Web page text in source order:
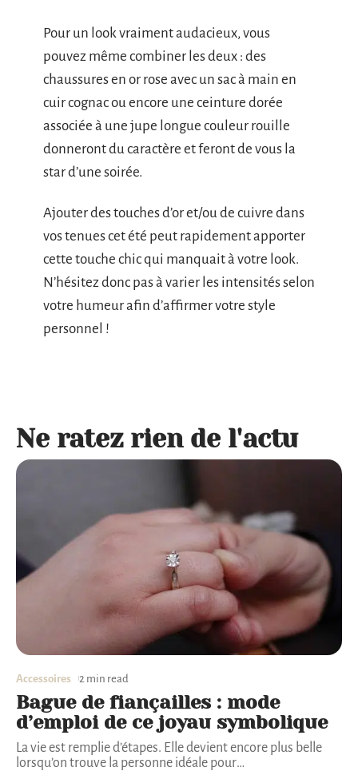
Pour un look vraiment audacieux, vous
pouvez même combiner les deux : des
chaussures en or rose avec un sac à main en
cuir cognac ou encore une ceinture dorée
associée à une jupe longue couleur rouille
donneront du caractère et feront de vous la
star d’une soirée.
Ajouter des touches d’or et/ou de cuivre dans
vos tenues cet été peut rapidement apporter
cette touche chic qui manquait à votre look.
N’hésitez donc pas à varier les intensités selon
votre humeur afin d’affirmer votre style
personnel !
Ne ratez rien de l'actu
Accessoires 2 min read
Bague de fiançailles : mode
d’emploi de ce joyau symbolique
La vie est remplie d’étapes. Elle devient encore plus belle
lorsqu’on trouve la personne idéale pour…